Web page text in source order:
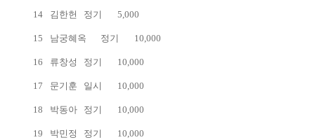
14 김한헌 정기 5,000
15 남궁혜옥 정기 10,000
16 류창성 정기 10,000
17 문기훈 일시 10,000
18 박동아 정기 10,000
19 박민정 정기 10,000